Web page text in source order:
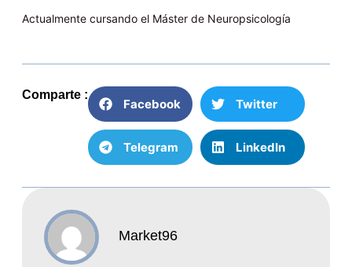
Actualmente cursando el Máster de Neuropsicología
Comparte :
Facebook Twitter
Telegram LinkedIn
Market96